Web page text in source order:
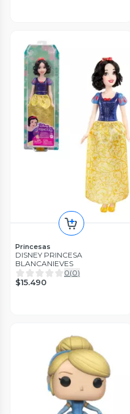
Princesas
DISNEY PRINCESA
BLANCANIEVES
0(0)
$15.490